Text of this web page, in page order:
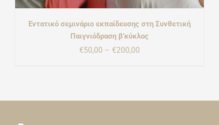
Εντατικό σεμινάριο εκπαίδευσης στη Συνθετική
Παιγνιόδραση β’κύκλος
€50,00 – €200,00